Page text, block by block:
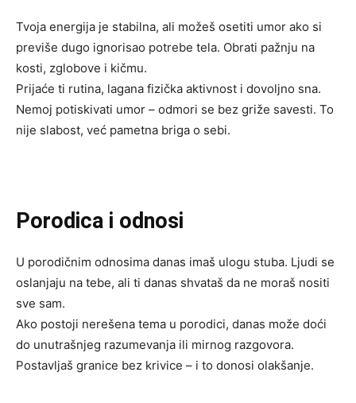
Tvoja energija je stabilna, ali možeš osetiti umor ako si
previše dugo ignorisao potrebe tela. Obrati pažnju na
kosti, zglobove i kičmu.
Prijaće ti rutina, lagana fizička aktivnost i dovoljno sna.
Nemoj potiskivati umor – odmori se bez griže savesti. To
nije slabost, već pametna briga o sebi.
Porodica i odnosi
U porodičnim odnosima danas imaš ulogu stuba. Ljudi se
oslanjaju na tebe, ali ti danas shvataš da ne moraš nositi
sve sam.
Ako postoji nerešena tema u porodici, danas može doći
do unutrašnjeg razumevanja ili mirnog razgovora.
Postavljaš granice bez krivice – i to donosi olakšanje.